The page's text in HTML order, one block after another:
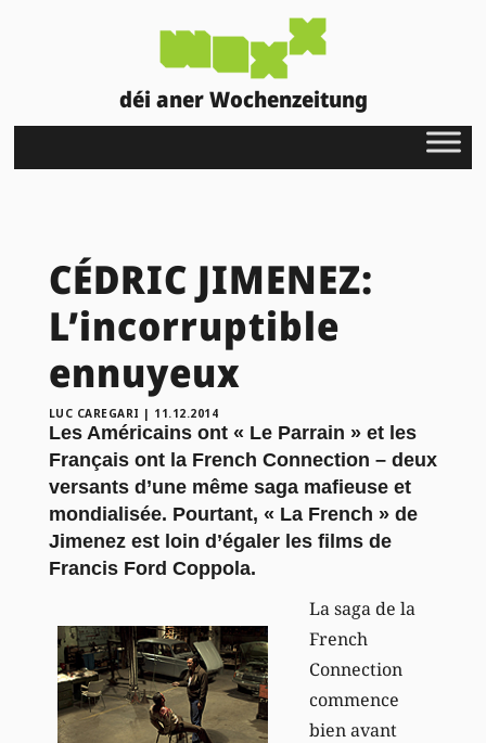
déi aner Wochenzeitung
CÉDRIC JIMENEZ:
L’incorruptible
ennuyeux
LUC CAREGARI | 11.12.2014
Les Américains ont « Le Parrain » et les
Français ont la French Connection – deux
versants d’une même saga mafieuse et
mondialisée. Pourtant, « La French » de
Jimenez est loin d’égaler les films de
Francis Ford Coppola.
La saga de la
French
Connection
commence
bien avant